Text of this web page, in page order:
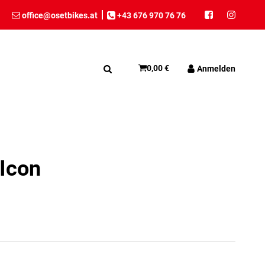
office@osetbikes.at +43 676 970 76 76
0,00 € Anmelden